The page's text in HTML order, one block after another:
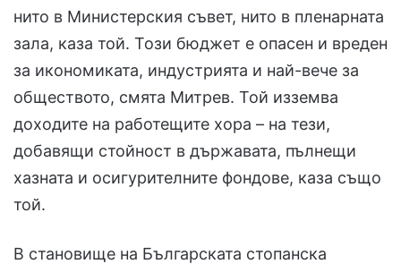
нито в Министерския съвет, нито в пленарната
зала, каза той. Този бюджет е опасен и вреден
за икономиката, индустрията и най-вече за
обществото, смята Митрев. Той изземва
доходите на работещите хора – на тези,
добавящи стойност в държавата, пълнещи
хазната и осигурителните фондове, каза също
той.
В становище на Българската стопанска